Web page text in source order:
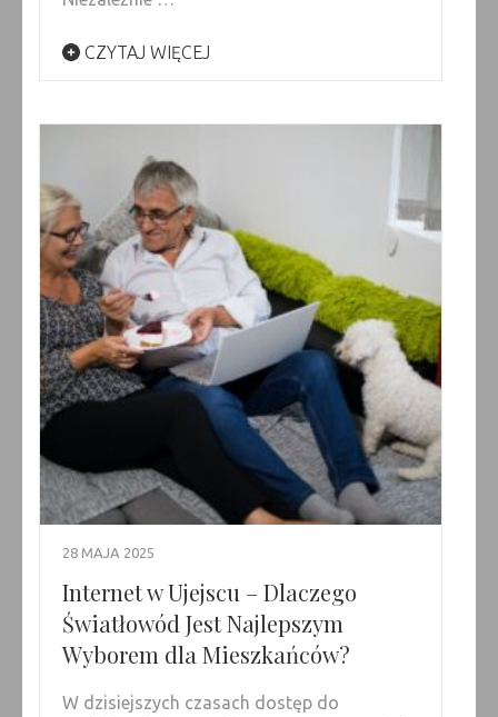
CZYTAJ WIĘCEJ
28 MAJA 2025
Internet w Ujejscu – Dlaczego
Światłowód Jest Najlepszym
Wyborem dla Mieszkańców?
W dzisiejszych czasach dostęp do